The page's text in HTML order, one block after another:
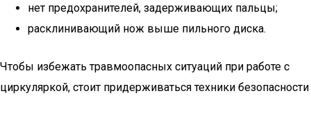
нет предохранителей, задерживающих пальцы;
расклинивающий нож выше пильного диска.
Чтобы избежать травмоопасных ситуаций при работе с
циркуляркой, стоит придерживаться техники безопасности